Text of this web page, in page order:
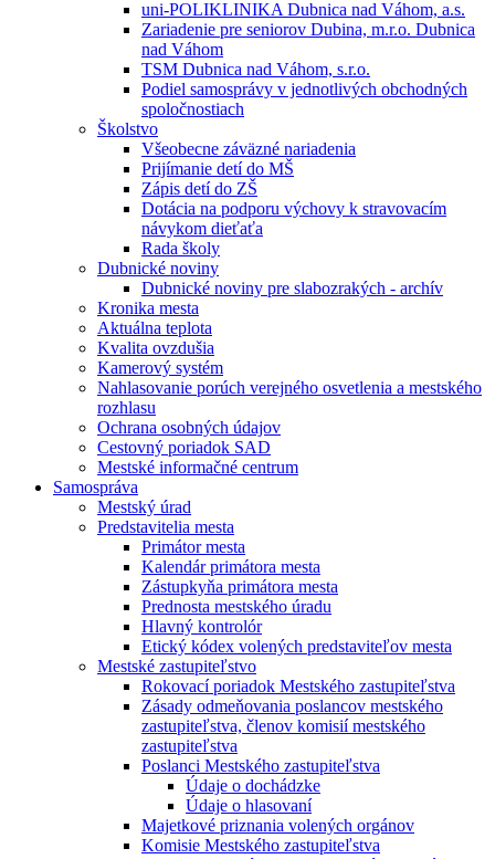
uni-POLIKLINIKA Dubnica nad Váhom, a.s.
Zariadenie pre seniorov Dubina, m.r.o. Dubnica
nad Váhom
TSM Dubnica nad Váhom, s.r.o.
Podiel samosprávy v jednotlivých obchodných
spoločnostiach
Školstvo
Všeobecne záväzné nariadenia
Prijímanie detí do MŠ
Zápis detí do ZŠ
Dotácia na podporu výchovy k stravovacím
návykom dieťaťa
Rada školy
Dubnické noviny
Dubnické noviny pre slabozrakých - archív
Kronika mesta
Aktuálna teplota
Kvalita ovzdušia
Kamerový systém
Nahlasovanie porúch verejného osvetlenia a mestského
rozhlasu
Ochrana osobných údajov
Cestovný poriadok SAD
Mestské informačné centrum
Samospráva
Mestský úrad
Predstavitelia mesta
Primátor mesta
Kalendár primátora mesta
Zástupkyňa primátora mesta
Prednosta mestského úradu
Hlavný kontrolór
Etický kódex volených predstaviteľov mesta
Mestské zastupiteľstvo
Rokovací poriadok Mestského zastupiteľstva
Zásady odmeňovania poslancov mestského
zastupiteľstva, členov komisií mestského
zastupiteľstva
Poslanci Mestského zastupiteľstva
Údaje o dochádzke
Údaje o hlasovaní
Majetkové priznania volených orgánov
Komisie Mestského zastupiteľstva